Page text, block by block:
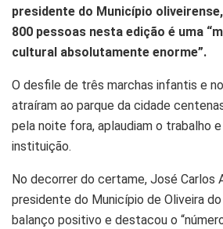
presidente do Município
800 pessoas nesta edição é uma
cultural absolutamente enorme”.
O desfile de três marchas infantis e
atraíram ao parque da cidade
pela noite fora, aplaudiam o trabalho
instituição.
No decorrer do certame, José Carlos
presidente do Município de Oliveira
balanço positivo e destacou o